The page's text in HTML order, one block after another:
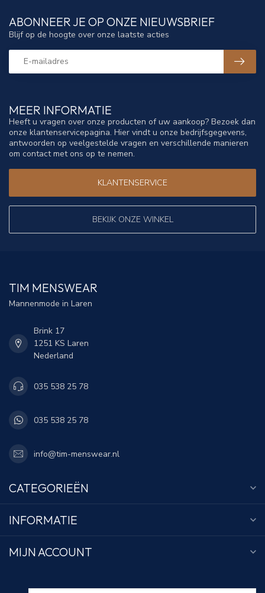
MEER INFORMATIE
Heeft u vragen over onze producten of uw aankoop? Bezoek dan
onze klantenservicepagina. Hier vindt u onze bedrijfsgegevens,
antwoorden op veelgestelde vragen en verschillende manieren
om contact met ons op te nemen.
KLANTENSERVICE
BEKIJK ONZE WINKEL
ABONNEER JE OP ONZE NIEUWSBRIEF
Blijf op de hoogte over onze laatste acties
TIM MENSWEAR
Mannenmode in Laren
Brink 17
1251 KS Laren
Nederland
035 538 25 78
035 538 25 78
info@tim-menswear.nl
CATEGORIEËN
INFORMATIE
MIJN ACCOUNT